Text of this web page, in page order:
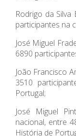
Rodrigo da
participantes na
José Miguel
6890
João Francisco
3510
Portugal;
José Miguel
nacional, entre
História de